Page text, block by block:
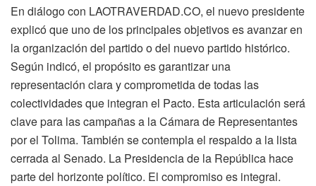
En diálogo con LAOTRAVERDAD.CO, el nuevo presidente
explicó que uno de los principales objetivos es avanzar en
la organización del partido o del nuevo partido histórico.
Según indicó, el propósito es garantizar una
representación clara y comprometida de todas las
colectividades que integran el Pacto. Esta articulación será
clave para las campañas a la Cámara de Representantes
por el Tolima. También se contempla el respaldo a la lista
cerrada al Senado. La Presidencia de la República hace
parte del horizonte político. El compromiso es integral.